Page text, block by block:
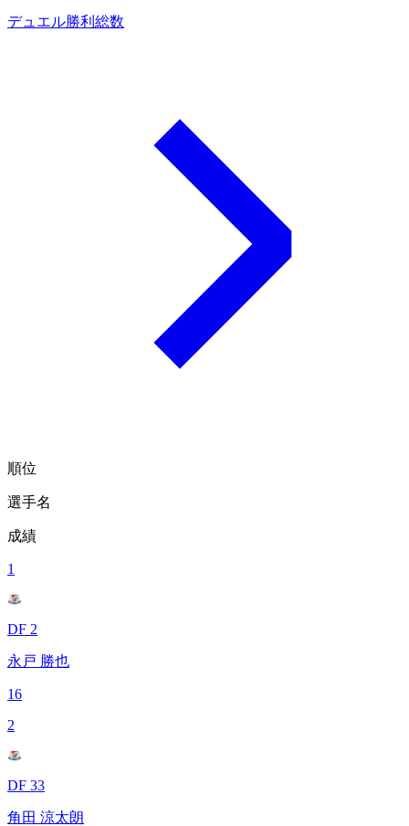
デュエル勝利総数
順位
選手名
成績
1
DF 2
永戸 勝也
16
2
DF 33
角田 涼太朗